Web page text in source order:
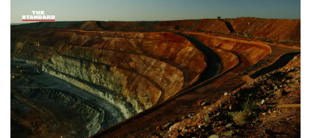
“ปัจจุบัน การได้มาซึ่งข้อมูลลมที่แม่นยำนั้นมีต้นทุนที่สูงมาก
โดยเฉพาะสำหรับผู้ประกอบการนอกชายฝั่ง” เขากล่าว “เรา
ตั้งเป้าที่จะแก้ ‘คอขวดทางเทคโนโลยี’ นี้ ด้วยการนำเสนอ
ข้อมูลที่มีคุณภาพดีกว่าและราคาเข้าถึงได้ง่ายกว่า ซึ่งจะเป็น
ประโยชน์อย่างยิ่งต่อการเลือกที่ตั้งฟาร์มกังหันลม, การ
วางแผนระบบกักเก็บพลังงาน, การซื้อขายไฟฟ้า และการ
เชื่อมต่อเข้ากับโครงข่ายไฟฟ้า”